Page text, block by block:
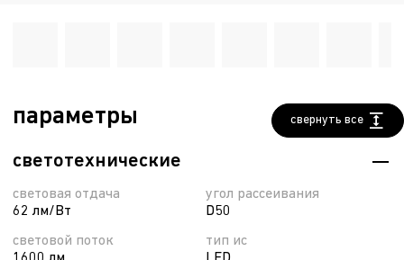
параметры свернуть все
светотехнические
световая отдача
62 лм/Вт
световой поток
угол рассеивания
D50
тип ис